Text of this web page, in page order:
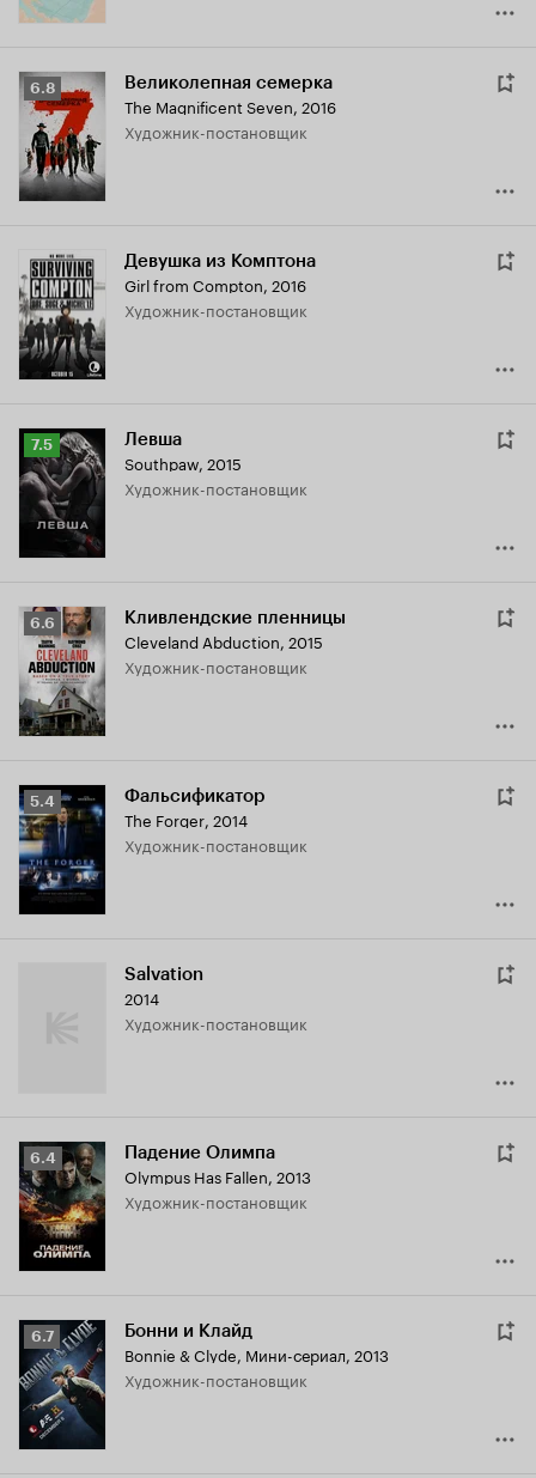
Рейтинг
Кинопоиска
6.8
6.8 Великолепная семерка
The Magnificent Seven, 2016
Художник-постановщик
Девушка из Комптона
Girl from Compton, 2016
Художник-постановщик
Рейтинг
Кинопоиска
7.5
7.5 Левша
Southpaw, 2015
Художник-постановщик
Рейтинг
Кинопоиска
6.6
6.6 Кливлендские пленницы
Cleveland Abduction, 2015
Художник-постановщик
Рейтинг
Кинопоиска
5.4
5.4 Фальсификатор
The Forger, 2014
Художник-постановщик
Salvation
2014
Художник-постановщик
Рейтинг
Кинопоиска
6.4
6.4 Падение Олимпа
Olympus Has Fallen, 2013
Художник-постановщик
Рейтинг
Кинопоиска
6.7
6.7 Бонни и Клайд
Bonnie & Clyde, Мини-сериал, 2013
Художник-постановщик